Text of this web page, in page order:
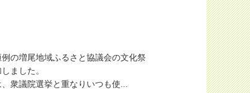
の増尾地域ふるさと協議会の文化祭
ました。
衆議院選挙と重なりいつも使...